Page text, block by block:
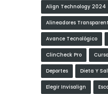
Align Technology 2024
Alineadores
Avance Tecnológico
ClinCheck Pro
Deportes Dieta Y
Elegir Invisalign